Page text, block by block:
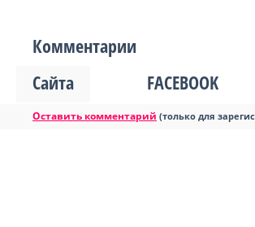
Комментарии
Сайта
FACEBOOK
Оставить комментарий (только для